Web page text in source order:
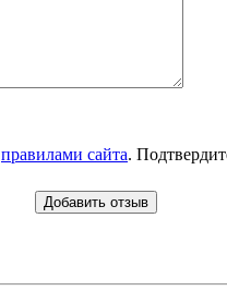
правилами сайта.
Добавить отзыв